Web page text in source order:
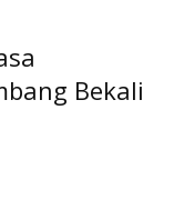
Bekali